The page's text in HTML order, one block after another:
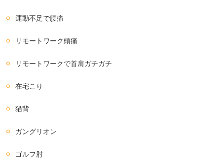
運動不足で腰痛
リモートワーク頭痛
リモートワークで首肩ガチガチ
在宅こり
猫背
ガングリオン
ゴルフ肘